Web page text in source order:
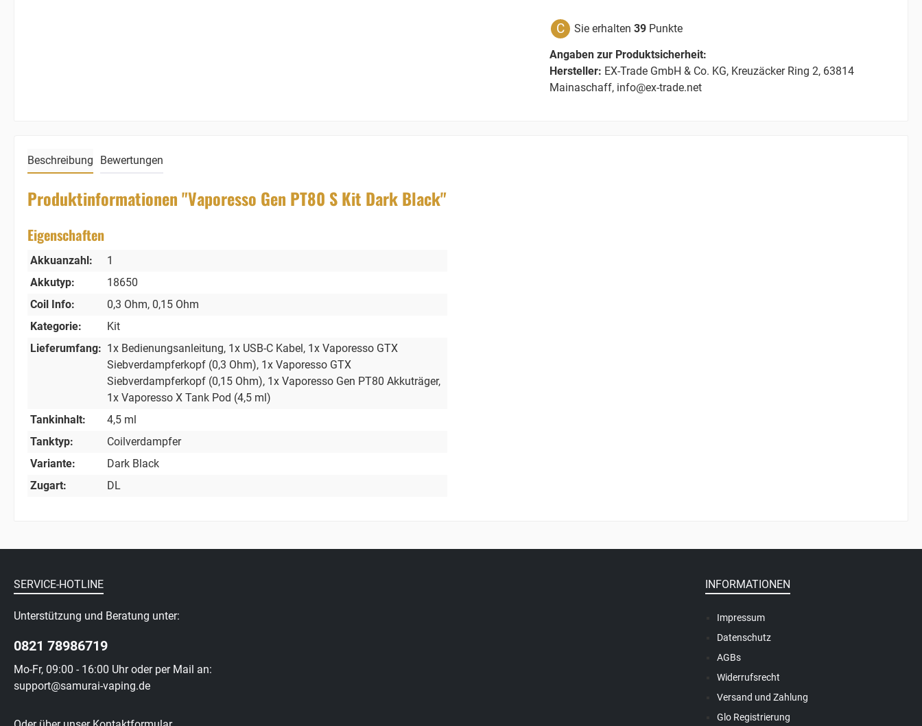
C Sie erhalten 39 Punkte
Angaben zur Produktsicherheit:
Hersteller: EX-Trade GmbH & Co. KG, Kreuzäcker Ring 2, 63814
Mainaschaff, info@ex-trade.net
Beschreibung Bewertungen
Produktinformationen "Vaporesso Gen PT80 S Kit Dark Black"
Eigenschaften
Akkuanzahl:
1
Akkutyp:
18650
Coil Info:
0,3 Ohm, 0,15 Ohm
Kategorie:
Kit
Lieferumfang: 1x Bedienungsanleitung, 1x USB-C Kabel, 1x Vaporesso GTX
Siebverdampferkopf (0,3 Ohm), 1x Vaporesso GTX
Siebverdampferkopf (0,15 Ohm), 1x Vaporesso Gen PT80 Akkuträger,
1x Vaporesso X Tank Pod (4,5 ml)
Tankinhalt:
4,5 ml
Tanktyp:
Coilverdampfer
Variante:
Dark Black
Zugart:
DL
SERVICE-HOTLINE
Unterstützung und Beratung unter:
0821 78986719
Mo-Fr, 09:00 - 16:00 Uhr oder per Mail an:
support@samurai-vaping.de
INFORMATIONEN
Impressum
Datenschutz
AGBs
Widerrufsrecht
Versand und Zahlung
Glo Registrierung